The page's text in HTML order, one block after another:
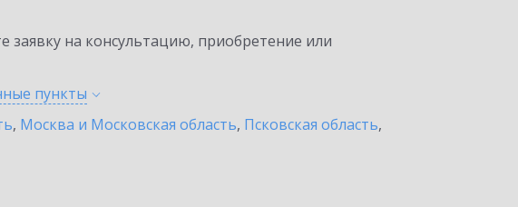
на консультацию, приобретение или
пункты
, Москва и Московская область, Псковская область,